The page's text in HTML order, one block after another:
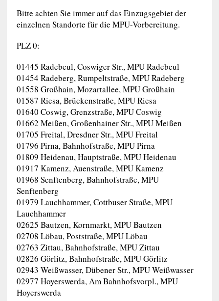
Bitte achten Sie immer auf das Einzugsgebiet der
einzelnen Standorte für die MPU-Vorbereitung.
PLZ 0:
01445 Radebeul, Coswiger Str., MPU Radebeul
01454 Radeberg, Rumpeltstraße, MPU Radeberg
01558 Großhain, Mozartallee, MPU Großhain
01587 Riesa, Brückenstraße, MPU Riesa
01640 Coswig, Grenzstraße, MPU Coswig
01662 Meißen, Großenhainer Str., MPU Meißen
01705 Freital, Dresdner Str., MPU Freital
01796 Pirna, Bahnhofstraße, MPU Pirna
01809 Heidenau, Hauptstraße, MPU Heidenau
01917 Kamenz, Auenstraße, MPU Kamenz
01968 Senftenberg, Bahnhofstraße, MPU
Senftenberg
01979 Lauchhammer, Cottbuser Straße, MPU
Lauchhammer
02625 Bautzen, Kornmarkt, MPU Bautzen
02708 Löbau, Poststraße, MPU Löbau
02763 Zittau, Bahnhofstraße, MPU Zittau
02826 Görlitz, Bahnhofstraße, MPU Görlitz
02943 Weißwasser, Dübener Str., MPU Weißwasser
02977 Hoyerswerda, Am Bahnhofsvorpl., MPU
Hoyerswerda